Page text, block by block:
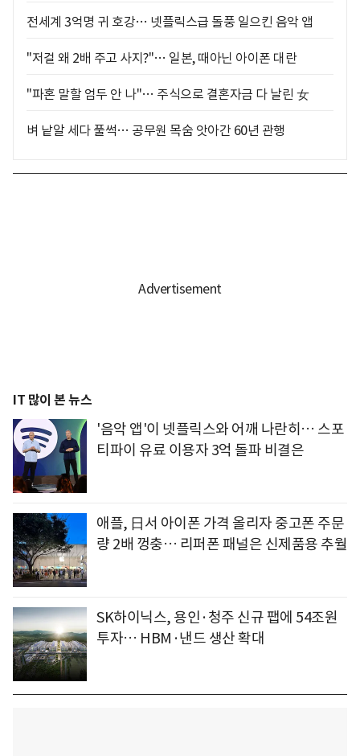
전세계 3억명 귀 호강… 넷플릭스급 돌풍 일으킨 음악 앱
"저걸 왜 2배 주고 사지?"… 일본, 때아닌 아이폰 대란
"파혼 말할 엄두 안 나"… 주식으로 결혼자금 다 날린 女
벼 낱알 세다 풀썩… 공무원 목숨 앗아간 60년 관행
IT 많이 본 뉴스
'음악 앱'이 넷플릭스와 어깨 나란히… 스포
티파이 유료 이용자 3억 돌파 비결은
애플, 日서 아이폰 가격 올리자 중고폰 주문
량 2배 껑충… 리퍼폰 패널은 신제품용 추월
SK하이닉스, 용인·청주 신규 팹에 54조원
투자… HBM·낸드 생산 확대